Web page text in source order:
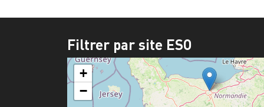
Filtrer par site ESO
+
−